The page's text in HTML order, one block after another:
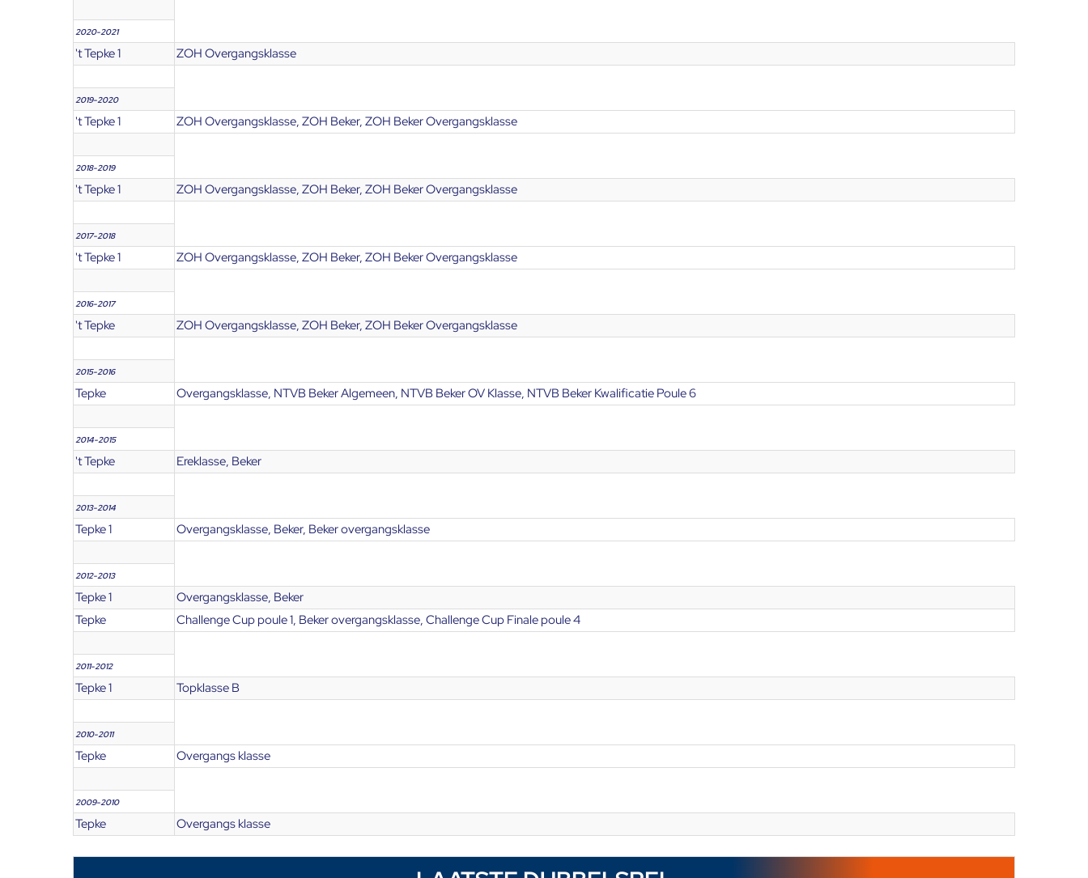
2020-2021
't Tepke 1 ZOH Overgangsklasse
2019-2020
't Tepke 1 ZOH Overgangsklasse, ZOH Beker, ZOH Beker Overgangsklasse
2018-2019
't Tepke 1 ZOH Overgangsklasse, ZOH Beker, ZOH Beker Overgangsklasse
2017-2018
't Tepke 1 ZOH Overgangsklasse, ZOH Beker, ZOH Beker Overgangsklasse
2016-2017
't Tepke ZOH Overgangsklasse, ZOH Beker, ZOH Beker Overgangsklasse
2015-2016
Tepke Overgangsklasse, NTVB Beker Algemeen, NTVB Beker OV Klasse, NTVB Beker Kwalificatie Poule 6
2014-2015
't Tepke Ereklasse, Beker
2013-2014
Tepke 1 Overgangsklasse, Beker, Beker overgangsklasse
2012-2013
Tepke 1
Overgangsklasse, Beker
Tepke
Challenge Cup poule 1, Beker overgangsklasse, Challenge Cup Finale poule 4
2011-2012
Tepke 1 Topklasse B
2010-2011
Tepke Overgangs klasse
2009-2010
Tepke Overgangs klasse